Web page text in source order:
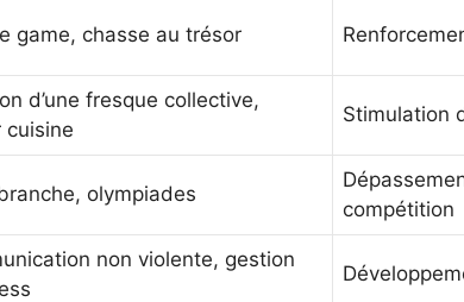
game, chasse au trésor
d’une fresque collective,
cuisine
Stimulation
olympiades
compétition
non violente, gestion